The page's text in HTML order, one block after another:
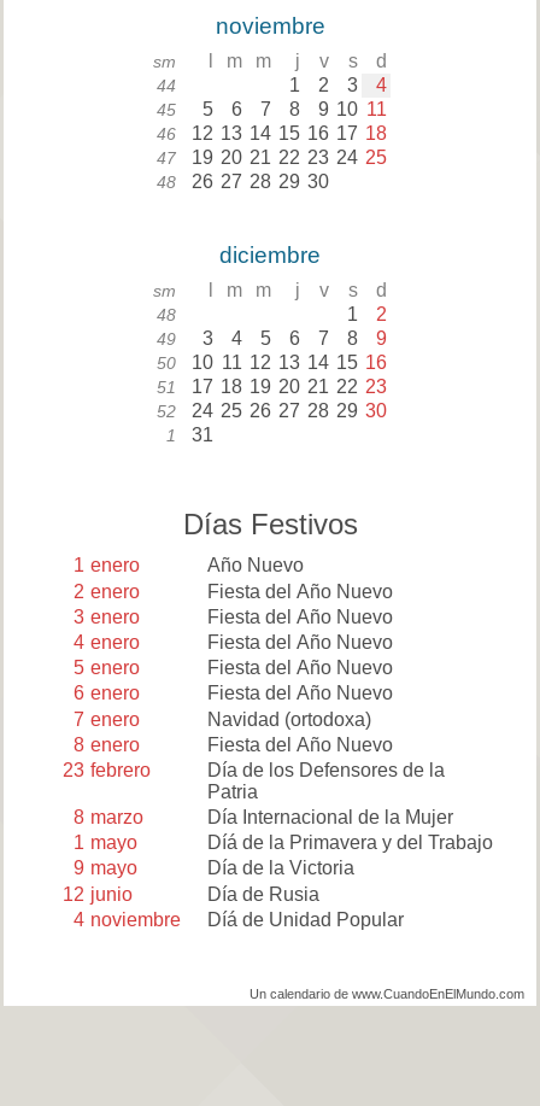
noviembre
sm m m j v s d
44 1 2 3 4
45 5 6 7 8 9 10 11
46 12 13 14 15 16 17 18
47 19 20 21 22 23 24 25
48 26 27 28 29 30
diciembre
sm m m j v s d
48 1 2
49 3 4 5 6 7 8 9
50 10 11 12 13 14 15 16
51 17 18 19 20 21 22 23
52 24 25 26 27 28 29 30
1 31
Días Festivos
1 enero
Año Nuevo
2 enero
Fiesta del Año Nuevo
3 enero
Fiesta del Año Nuevo
4 enero
Fiesta del Año Nuevo
5 enero
Fiesta del Año Nuevo
6 enero
Fiesta del Año Nuevo
7 enero
Navidad (ortodoxa)
8 enero
Fiesta del Año Nuevo
23 febrero
Día de los Defensores de la
Patria
8 marzo
Día Internacional de la Mujer
1 mayo
Díá de la Primavera y del Trabajo
9 mayo
Día de la Victoria
12 junio
Día de Rusia
4 noviembre Díá de Unidad Popular
Un calendario de www.CuandoEnElMundo.com